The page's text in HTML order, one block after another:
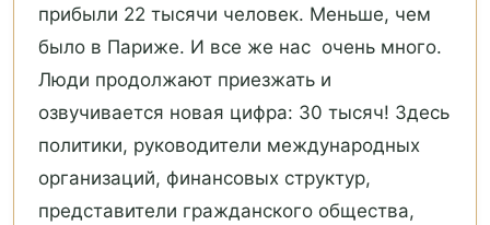
прибыли 22 тысячи человек. Меньше, чем
было в Париже. И все же нас очень много.
Люди продолжают приезжать и
озвучивается новая цифра: 30 тысяч! Здесь
политики, руководители международных
организаций, финансовых структур,
представители гражданского общества,